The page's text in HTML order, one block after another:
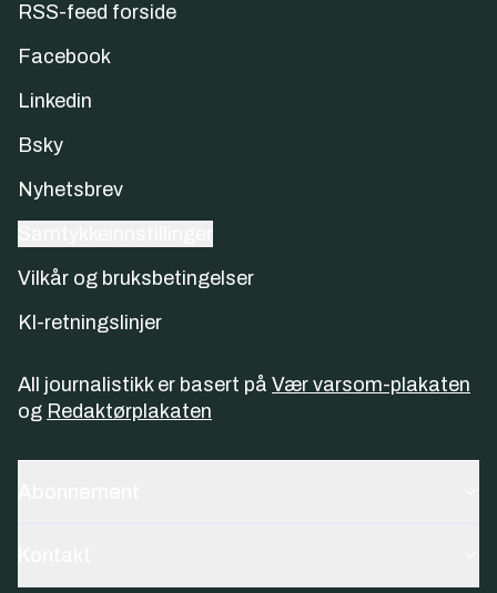
RSS-feed forside
Facebook
Linkedin
Bsky
Nyhetsbrev
Vilkår og bruksbetingelser
KI-retningslinjer
All journalistikk er basert på Vær varsom-plakaten
og Redaktørplakaten